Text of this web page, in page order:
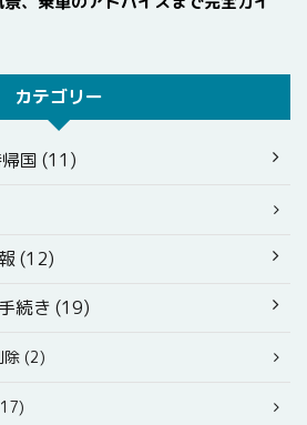
カテゴリー
国 (11)
(12)
続き (19)
除 (2)